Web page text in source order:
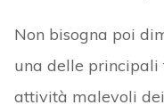
Non bisogna poi
una delle
attività malevoli